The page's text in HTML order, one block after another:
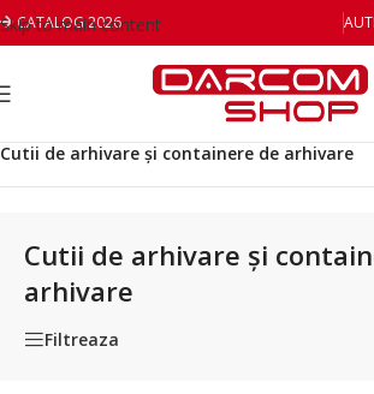
Skip to main content
CATALOG 2026
Organizare și arhivare
Cutii de arhivare și containere de arhivare
Cutii de arhivare și
arhivare
Filtreaza